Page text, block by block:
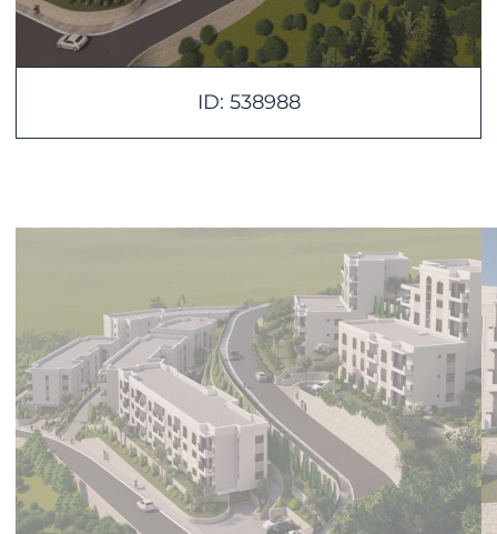
ID: 538988